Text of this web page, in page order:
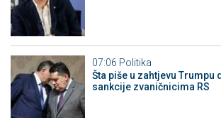
07:06 Politika
Šta piše u zahtjevu Trumpu
sankcije zvaničnicima RS